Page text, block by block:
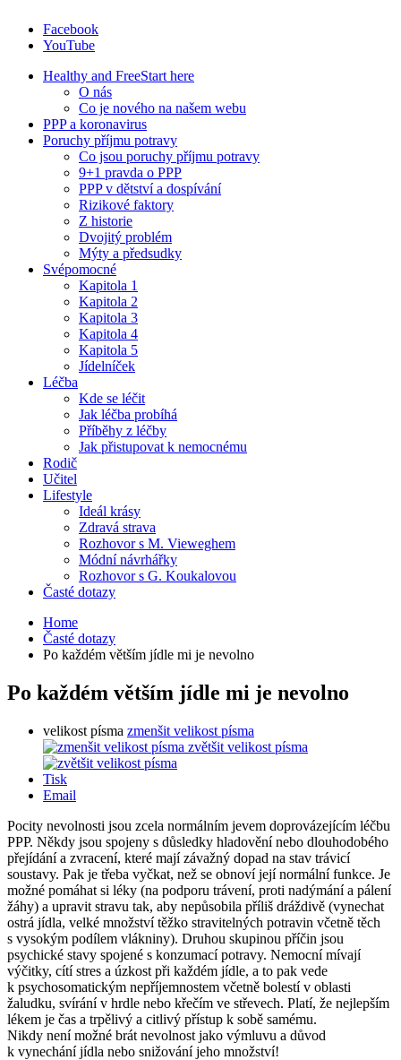
Facebook
YouTube
Healthy and FreeStart here
O nás
Co je nového na našem webu
PPP a koronavirus
Poruchy příjmu potravy
Co jsou poruchy příjmu potravy
9+1 pravda o PPP
PPP v dětství a dospívání
Rizikové faktory
Z historie
Dvojitý problém
Mýty a předsudky
Svépomocné
Kapitola 1
Kapitola 2
Kapitola 3
Kapitola 4
Kapitola 5
Jídelníček
Léčba
Kde se léčit
Jak léčba probíhá
Příběhy z léčby
Jak přistupovat k nemocnému
Rodič
Učitel
Lifestyle
Ideál krásy
Zdravá strava
Rozhovor s M. Vieweghem
Módní návrhářky
Rozhovor s G. Koukalovou
Časté dotazy
Home
Časté dotazy
Po každém větším jídle mi je nevolno
Po každém větším jídle mi je nevolno
velikost písma zmenšit velikost písma
zvětšit velikost písma
Tisk
Email
Pocity nevolnosti jsou zcela normálním jevem doprovázejícím léčbu
PPP. Někdy jsou spojeny s důsledky hladovění nebo dlouhodobého
přejídání a zvracení, které mají závažný dopad na stav trávicí
soustavy. Pak je třeba vyčkat, než se obnoví její normální funkce. Je
možné pomáhat si léky (na podporu trávení, proti nadýmání a pálení
žáhy) a upravit stravu tak, aby nepůsobila příliš dráždivě (vynechat
ostrá jídla, velké množství těžko stravitelných potravin včetně těch
s vysokým podílem vlákniny). Druhou skupinou příčin jsou
psychické stavy spojené s konzumací potravy. Nemocní mívají
výčitky, cítí stres a úzkost při každém jídle, a to pak vede
k psychosomatickým nepříjemnostem včetně bolestí v oblasti
žaludku, svírání v hrdle nebo křečím ve střevech. Platí, že nejlepším
lékem je čas a trpělivý a citlivý přístup k sobě samému.
Nikdy není možné brát nevolnost jako výmluvu a důvod
k vynechání jídla nebo snižování jeho množství!